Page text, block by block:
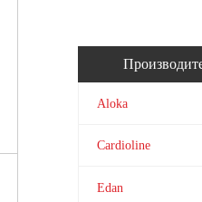
Aloka
Cardioline
Edan